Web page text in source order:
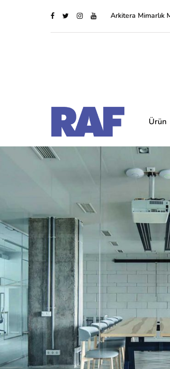
Arkitera Mimarlık
Ürün